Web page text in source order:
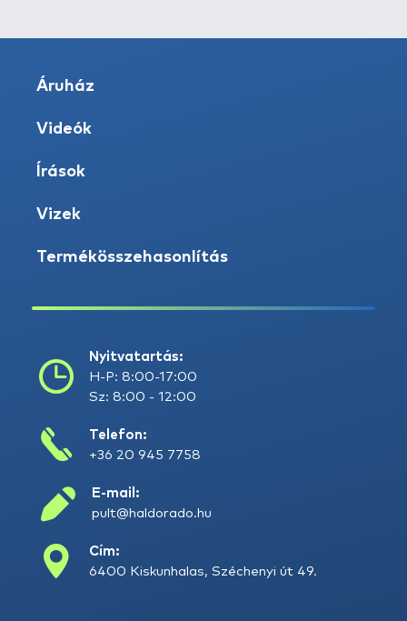
Áruház
Videók
Írások
Vizek
Termékösszehasonlítás
Nyitvatartás:
H-P: 8:00-17:00
Sz: 8:00 - 12:00
Telefon:
+36 20 945 7758
E-mail:
pult@haldorado.hu
Cím:
6400 Kiskunhalas, Széchenyi út 49.